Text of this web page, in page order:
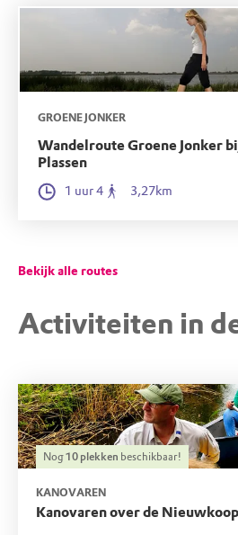
vleugels waardoor je kort
oranje staartveren ziet. De
eerste van de rietvogels die
vanuit Afrika terugkeren
vliegen 3000 kilometer. Best
vogeltje van 13 cm!
GROENE JONKER
Wandelroute Groene Jonker
Plassen
1 uur 4 3,27km
Bekijk alle routes
Activiteiten in
Nog10 plekken beschikbaar!
KANOVAREN
Kanovaren over de